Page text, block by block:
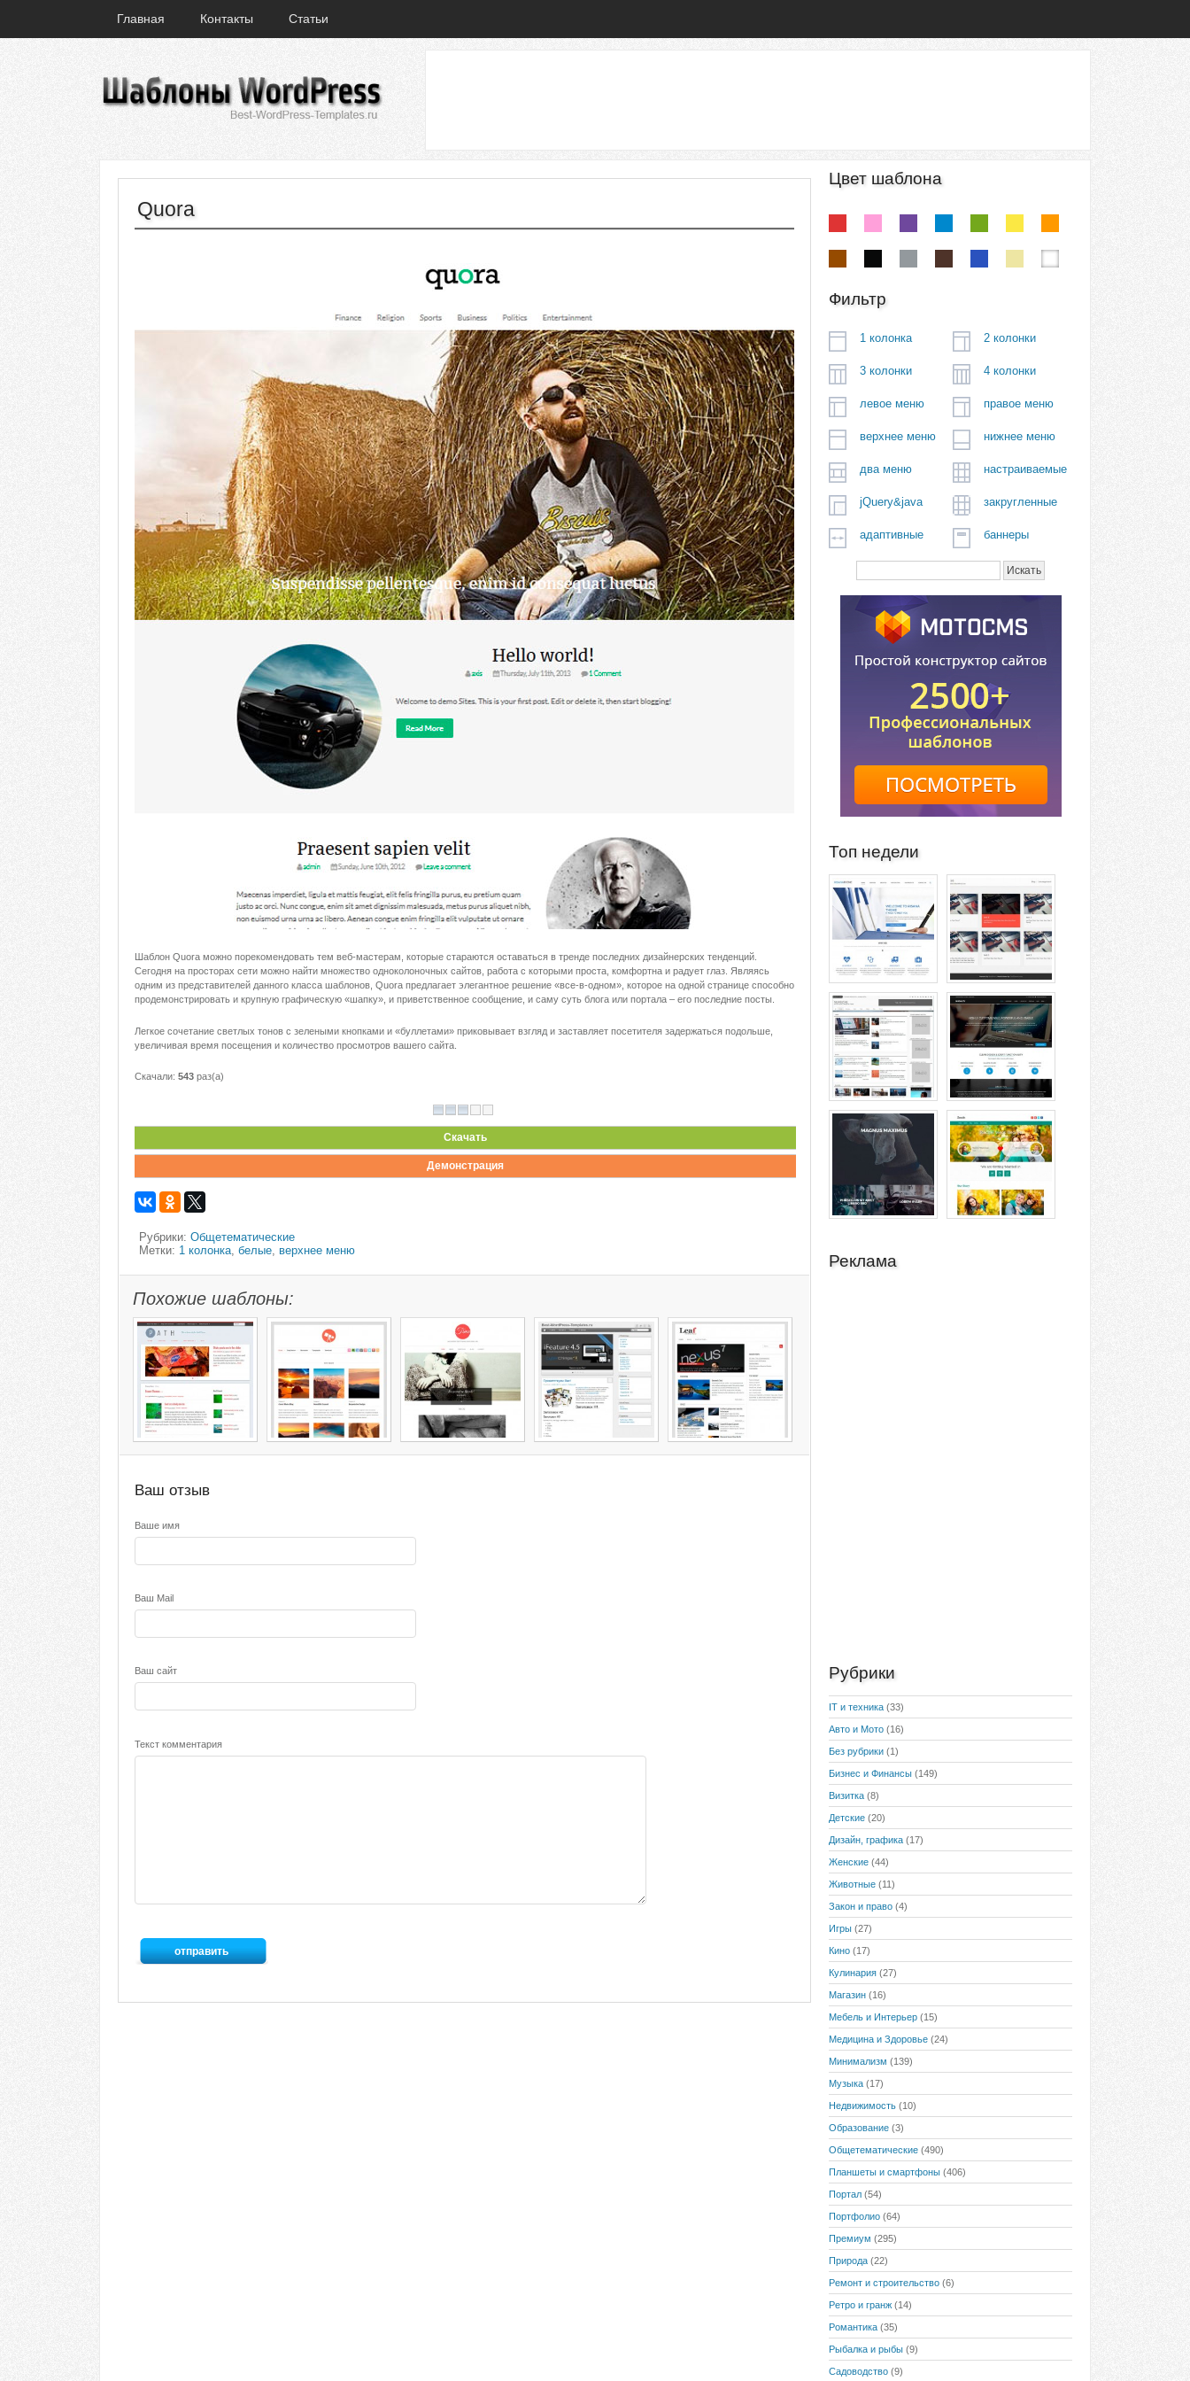
Главная Контакты Статьи
Quora
Шаблон Quora можно порекомендовать тем веб-мастерам, которые стараются оставаться в тренде последних дизайнерских тенденций.
Сегодня на просторах сети можно найти множество одноколоночных сайтов, работа с которыми проста, комфортна и радует глаз. Являясь
одним из представителей данного класса шаблонов, Quora предлагает элегантное решение «все-в-одном», которое на одной странице способно
продемонстрировать и крупную графическую «шапку», и приветственное сообщение, и саму суть блога или портала – его последние посты.
Легкое сочетание светлых тонов с зелеными кнопками и «буллетами» приковывает взгляд и заставляет посетителя задержаться подольше,
увеличивая время посещения и количество просмотров вашего сайта.
Скачали: 543 раз(а)
Скачать
Демонстрация
Рубрики: Общетематические
Метки: 1 колонка белые верхнее меню
Похожие шаблоны:
Ваш отзыв
Ваше имя
Ваш Mail
Ваш сайт
Текст комментария
Цвет шаблона
Фильтр
1 колонка 2 колонки
3 колонки 4 колонки
левое меню правое меню
верхнее меню нижнее меню
два меню настраиваемые
jQuery&java закругленные
адаптивные баннеры
Топ недели
Реклама
Рубрики
IT и техника (33)
Авто и Мото (16)
Без рубрики (1)
Бизнес и Финансы (149)
Визитка (8)
Детские (20)
Дизайн, графика (17)
Женские (44)
Животные (11)
Закон и право (4)
Игры (27)
Кино (17)
Кулинария (27)
Магазин (16)
Мебель и Интерьер (15)
Медицина и Здоровье (24)
Минимализм (139)
Музыка (17)
Недвижимость (10)
Образование (3)
Общетематические (490)
Планшеты и смартфоны (406)
Портал (54)
Портфолио (64)
Премиум (295)
Природа (22)
Ремонт и строительство (6)
Ретро и гранж (14)
Романтика (35)
Рыбалка и рыбы (9)
Садоводство (9)